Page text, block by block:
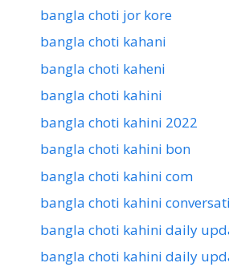
bangla choti jor kore
bangla choti kahani
bangla choti kaheni
bangla choti kahini
bangla choti kahini 2022
bangla choti kahini bon
bangla choti kahini com
bangla choti kahini
bangla choti kahini daily
bangla choti kahini daily